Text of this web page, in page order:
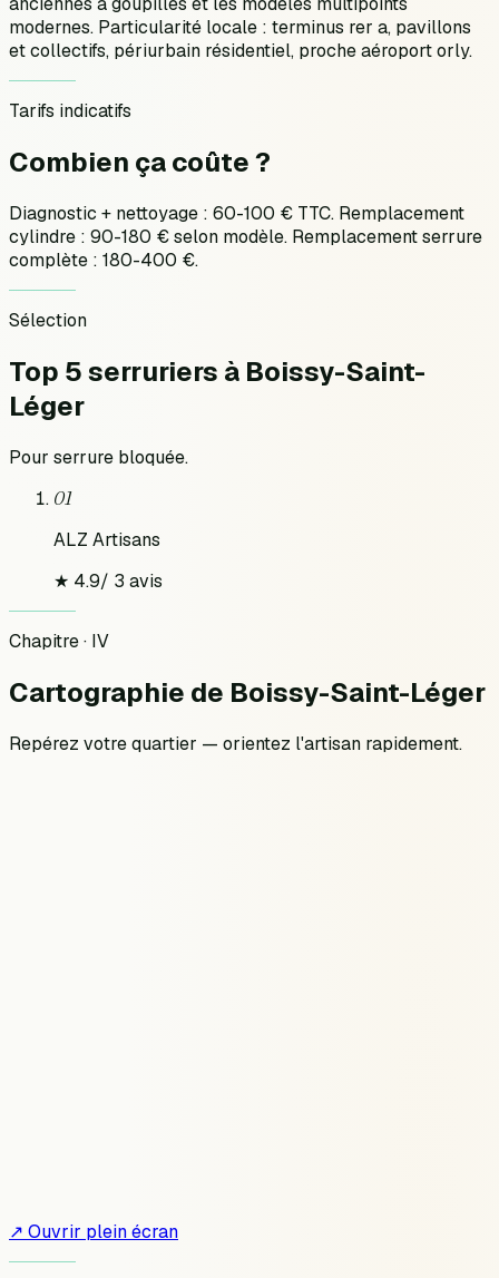
modernes. Particularité locale : terminus rer a, pavillons
et collectifs, périurbain résidentiel, proche aéroport orly.
Tarifs indicatifs
Combien çacoûte ?
Diagnostic + nettoyage : 60-100 € TTC. Remplacement
cylindre : 90-180 € selon modèle. Remplacement serrure
complète : 180-400 €.
Sélection
Top 5 serruriers à Boissy-Saint-
Léger
Pour serrure bloquée.
01
ALZ Artisans
★ 4.9/ 3 avis
Chapitre · IV
Cartographie de Boissy-Saint-Léger
Repérez votre quartier — orientez l'artisan rapidement.
↗ Ouvrir plein écran